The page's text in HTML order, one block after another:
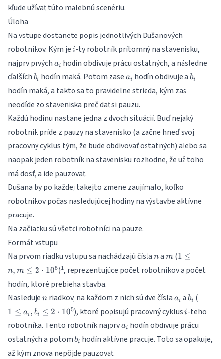
kľude užívať túto malebnú scenériu.
Úloha
Na vstupe dostanete popis jednotlivých Dušanových
robotníkov. Kým je i
i-ty robotník prítomný na stavenisku,
najprv prvých a_i
ai hodín obdivuje prácu ostatných, a následne
ďalších b_i
bi hodín maká. Potom zase a_i
ai hodín obdivuje a b_i
bi
hodín maká, a takto sa to pravidelne strieda, kým zas
neodíde zo staveniska preč dať si pauzu.
Každú hodinu nastane jedna z dvoch situácií. Buď nejaký
robotník príde z pauzy na stavenisko (a začne hneď svoj
pracovný cyklus tým, že bude obdivovať ostatných) alebo sa
naopak jeden robotník na stavenisku rozhodne, že už toho
má dosť, a ide pauzovať.
Dušana by po každej takejto zmene zaujímalo, koľko
robotníkov počas nasledujúcej hodiny na výstavbe aktívne
pracuje.
Na začiatku sú všetci robotníci na pauze.
Formát vstupu
Na prvom riadku vstupu sa nachádzajú čísla n
na m
m (1 \le
\le 2
10^5
1 ≤
n, m ≤ 2 ⋅ 105)1, reprezentujúce počet robotníkov a počet
hodín, ktoré prebieha stavba.
Nasleduje n
n riadkov, na každom z nich sú dve čísla a_i
ai a b_i
bi (
b_i
\cdot
10^5
1 ≤ ai, bi ≤ 2 ⋅ 105), ktoré popisujú pracovný cyklus i
i-teho
robotníka. Tento robotník najprva_i
ai hodín obdivuje prácu
ostatných a potom b_i
bi hodín aktívne pracuje. Toto sa opakuje,
až kým znova nepôjde pauzovať.